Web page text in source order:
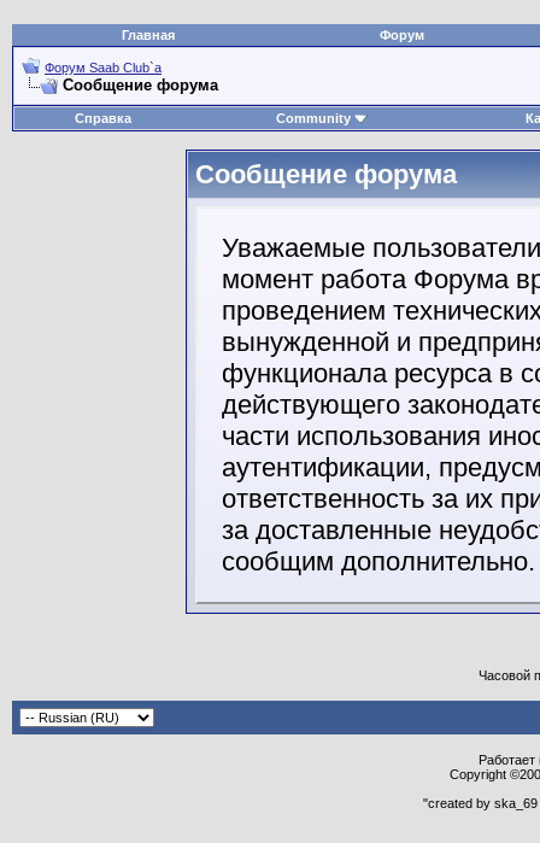
Главная Форум
Форум Saab Club`а
Сообщение форума
Справка Community
Сообщение форума
Уважаемые
момент работа Форума
проведением
вынужденной и
функционала ресурса в
действующего
части использования
аутентификации,
ответственность за их
за доставленные
сообщим дополнительно.
Часовой
Copyright
"created by